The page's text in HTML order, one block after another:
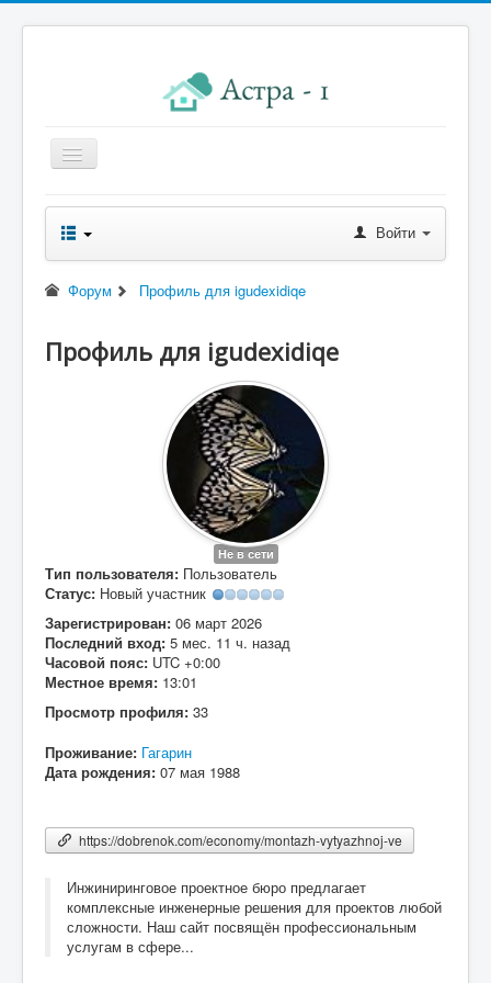
Главная
Новости правления
Начисления к оплате
Реквизиты
Войти
Форум Профиль для igudexidiqe
Профиль для igudexidiqe
Не в сети
Тип пользователя: Пользователь
Статус: Новый участник
Зарегистрирован: 06 март 2026
Последний вход: 5 мес. 11 ч. назад
Часовой пояс: UTC +0:00
Местное время: 13:01
Просмотр профиля: 33
Проживание: Гагарин
Дата рождения: 07 мая 1988
https://dobrenok.com/economy/montazh-vytyazhnoj-ve
Инжиниринговое проектное бюро предлагает
комплексные инженерные решения для проектов любой
сложности. Наш сайт посвящён профессиональным
услугам в сфере...